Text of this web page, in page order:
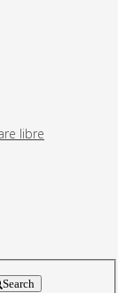
libre
Search